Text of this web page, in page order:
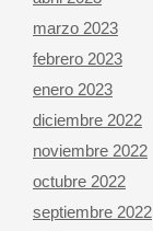
marzo 2023
febrero 2023
enero 2023
diciembre 2022
noviembre 2022
octubre 2022
septiembre 2022